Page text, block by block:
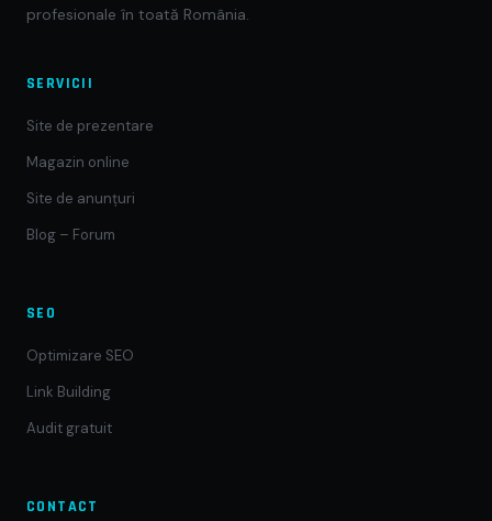
profesionale în toată România.
SERVICII
Site de prezentare
Magazin online
Site de anunțuri
Blog – Forum
SEO
Optimizare SEO
Link Building
Audit gratuit
CONTACT